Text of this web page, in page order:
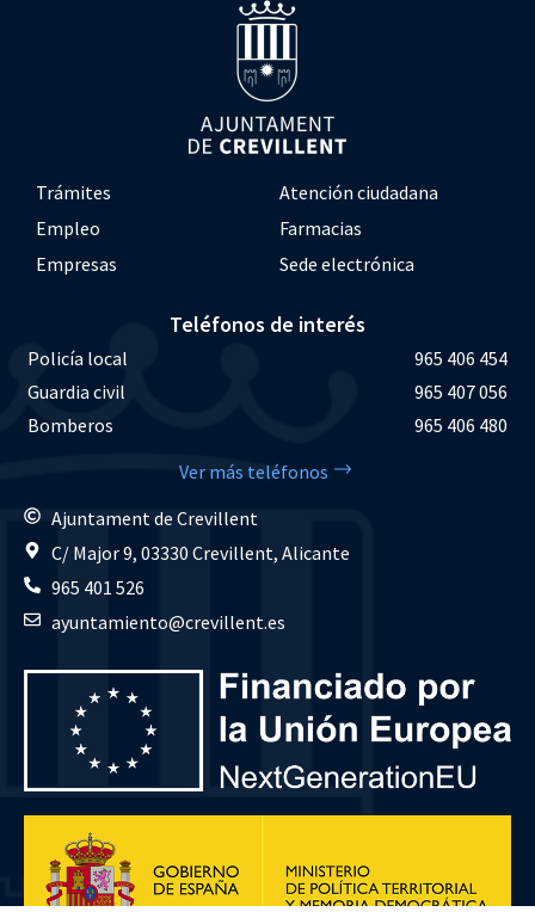
Trámites
Atención ciudadana
Empleo
Farmacias
Empresas
Sede electrónica
Teléfonos de interés
Policía local
965 406 454
Guardia civil
965 407 056
Bomberos
965 406 480
Ver más teléfonos
Ajuntament de Crevillent
C/ Major 9, 03330 Crevillent, Alicante
965 401 526
ayuntamiento@crevillent.es